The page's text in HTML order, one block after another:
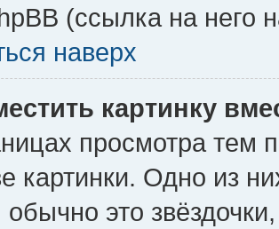
(ссылка на него
наверх
картинку
просмотра тем
картинки. Одно из
это